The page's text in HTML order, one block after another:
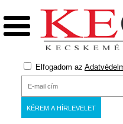
Elfogadom az